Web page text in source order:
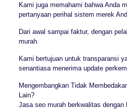
Kami juga memahami bahwa Anda
pertanyaan perihal sistem merek
Dari awal sampai faktur, dengan
murah.
Kami bertujuan untuk transparansi
senantiasa menerima update
Mengembangkan Tidak
Lain?
Jasa seo murah berkwalitas dengan